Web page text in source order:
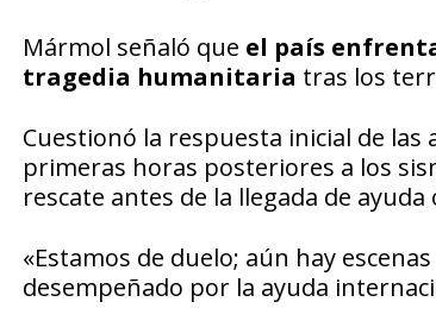
Mármol señaló que el país
tragedia humanitaria tras los
Cuestionó la respuesta inicial de
primeras horas posteriores a los
rescate antes de la llegada de ayuda
«Estamos de duelo; aún hay
desempeñado por la ayuda